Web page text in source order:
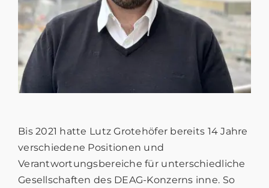
Bis 2021 hatte Lutz Grotehöfer bereits 14 Jahre
verschiedene Positionen und
Verantwortungsbereiche für unterschiedliche
Gesellschaften des DEAG-Konzerns inne. So